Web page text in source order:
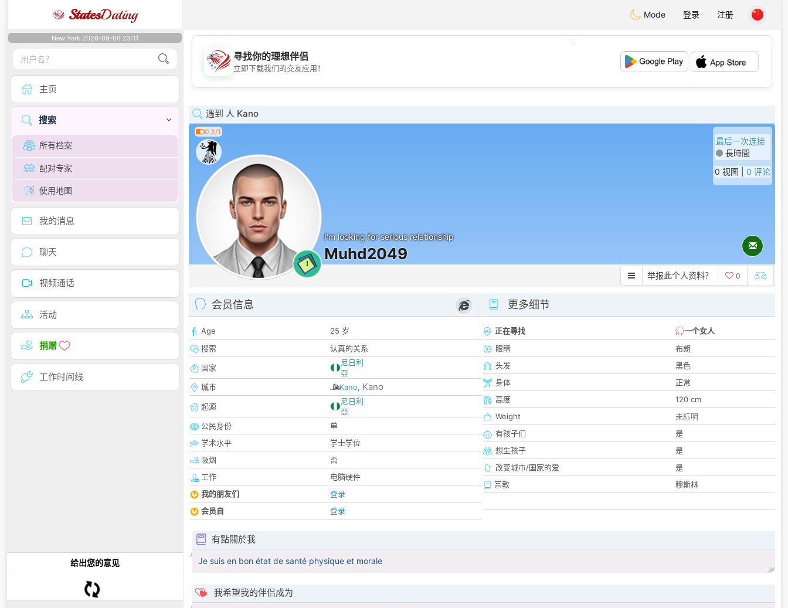
StatesDating Mode 登录 注册
New York 2026-08-06 23:11
主页
搜索
所有档案
配对专家
使用地图
我的消息
聊天
视频通话
活动
捐赠
工作时间线
给出您的意见
💖
💕
寻找你的理想伴侣
立即下载我们的交友应用！
遇到 人 Kano
0.3/1
1
I'm looking for serious relationship
Muhd2049
最后一次连接
長時間
0 视图 | 0 评论
举报此个人资料？ 0
会员信息
Age
25 岁
搜索
认真的关系
国家
尼日利
亞
城市
Kano, Kano
起源
尼日利
亞
公民身份
单
学术水平
学士学位
吸烟
否
工作
电脑硬件
我的朋友们
登录
会员自
登录
更多细节
正在尋找
一个女人
眼睛
布朗
头发
黑色
身体
正常
高度
120 cm
Weight
未标明
有孩子们
是
想生孩子
是
改变城市/国家的爱
是
宗教
穆斯林
有點關於我
Je suis en bon état de santé physique et morale
我希望我的伴侣成为